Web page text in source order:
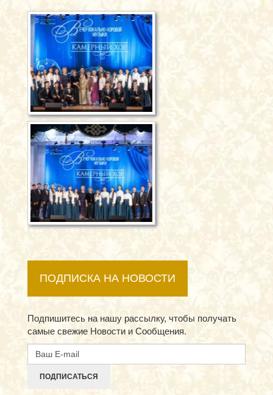
ПОДПИСКА НА НОВОСТИ
Подпишитесь на нашу рассылку, чтобы получать
самые свежие Новости и Сообщения.
ПОДПИСАТЬСЯ